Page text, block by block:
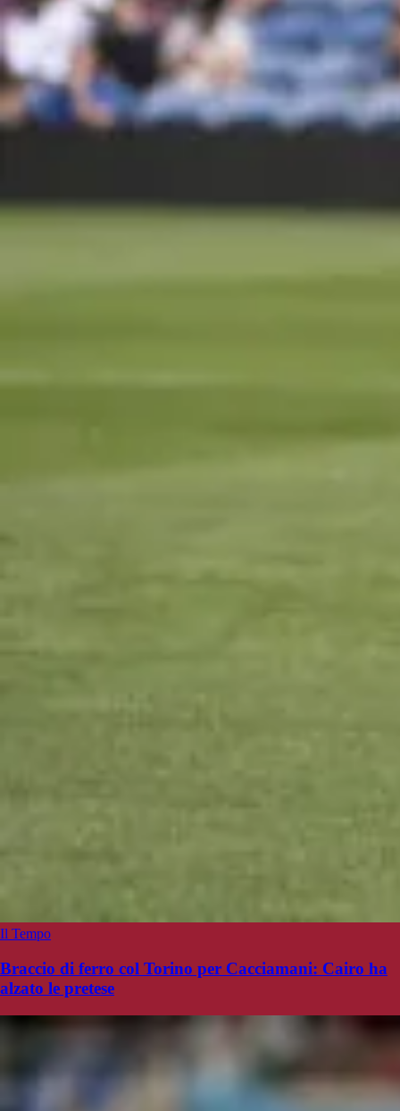
Il Tempo
Braccio di ferro col Torino per Cacciamani: Cairo ha
alzato le pretese